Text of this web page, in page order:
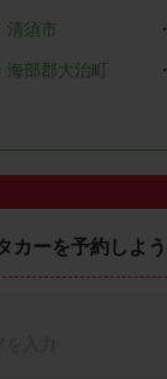
清須市 ・
海部郡大治町 ・
カーを予約しよう